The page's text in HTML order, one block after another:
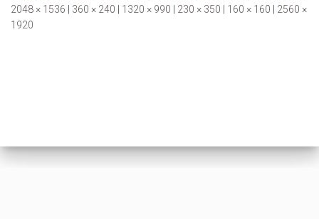
2048 × 1536
360 × 240 1320 × 990 230 × 350 160 × 160
2560 ×
1920